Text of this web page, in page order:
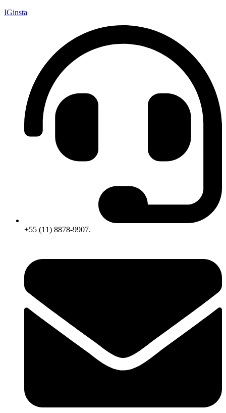
IGinsta
+55 (11) 8878-9907.